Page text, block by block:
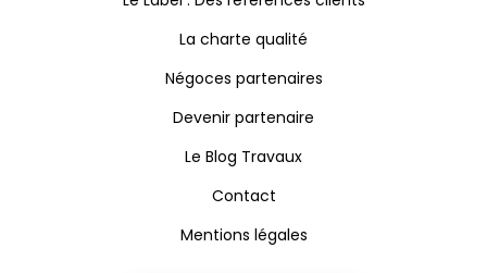
La charte qualité
Négoces partenaires
Devenir partenaire
Le Blog Travaux
Contact
Mentions légales